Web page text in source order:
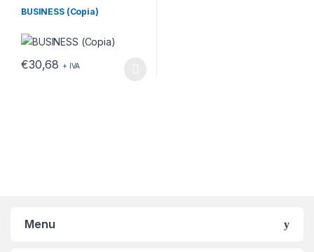
BUSINESS (Copia)
€30,68 + IVA
Menu